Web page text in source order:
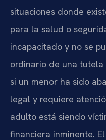
situaciones donde
para la salud o
incapacitado y no se
ordinario de una tutela
si un menor ha sido
legal y requiere
adulto está siendo
financiera inminente.